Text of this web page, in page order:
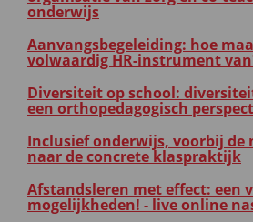
onderwijs
Aanvangsbegeleiding: hoe
volwaardig HR-instrument
Diversiteit op school:
een orthopedagogisch
Inclusief onderwijs, voorbij de
naar de concrete klaspraktijk
Afstandsleren met effect: een
mogelijkheden! - live online